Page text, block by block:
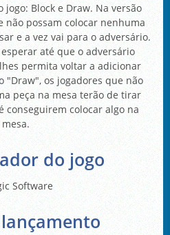
jogo: Block e Draw. Na versão
não possam colocar nenhuma
e a vez vai para o adversário.
até que o adversário
permita voltar a adicionar
"Draw", os jogadores que não
peça na mesa terão de tirar
conseguirem colocar algo na
mesa.
do jogo
Software